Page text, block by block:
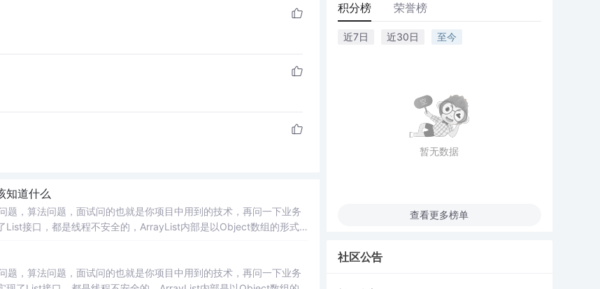
知道什么
题，算法问题，面试问的也就是你项目中用到的技术，再问一下业务
接口，都是线程不安全的，ArrayList内部是以Object数组的形式
题，算法问题，面试问的也就是你项目中用到的技术，再问一下业务
积分榜 荣誉榜
近7日 近30日 至今
暂无数据
查看更多榜单
社区公告